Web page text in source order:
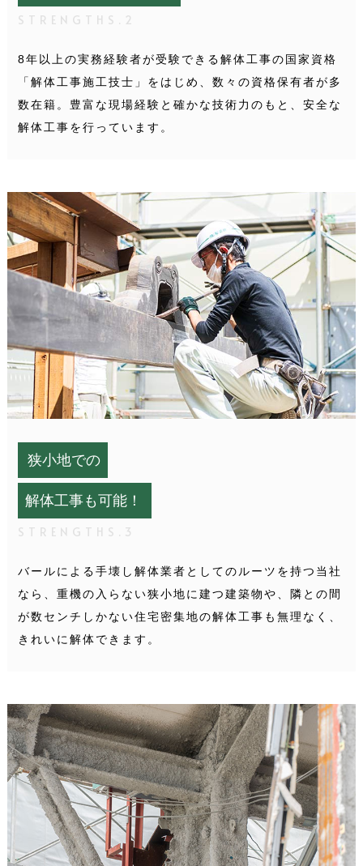
STRENGTHS.2
8年以上の実務経験者が受験できる解体工事の国家資格
「解体工事施工技士」をはじめ、数々の資格保有者が多
数在籍。豊富な現場経験と確かな技術力のもと、安全な
解体工事を行っています。
狭小地での
解体工事も可能！
STRENGTHS.3
バールによる手壊し解体業者としてのルーツを持つ当社
なら、重機の入らない狭小地に建つ建築物や、隣との間
が数センチしかない住宅密集地の解体工事も無理なく、
きれいに解体できます。